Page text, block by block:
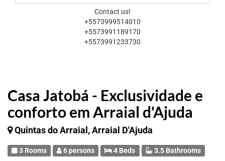
Casa Jatobá - Exclusividade e
conforto em Arraial d'Ajuda
Quintas do Arraial, Arraial D'Ajuda
3 Rooms 6 persons 4 Beds 3.5 Bathrooms
Contact us!
+5573999514010
+5573991189170
+5573991233730